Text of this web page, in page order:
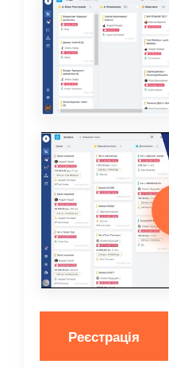
Реєстрація